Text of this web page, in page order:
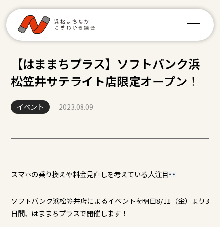
【はままちプラス】ソフトバンク浜
松笠井サテライト店限定オープン！
イベント 2023.08.09
スマホの乗り換えや料金見直しを考えている人注目
ソフトバンク浜松笠井店によるイベントを明日8/11（金）より3
日間、はままちプラスで開催します！